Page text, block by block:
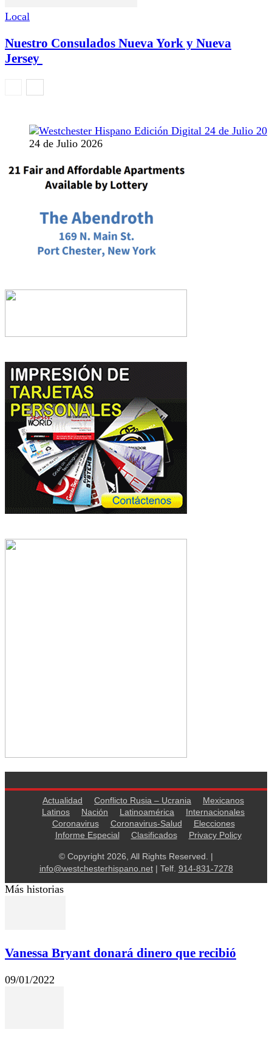
Local
Nuestro Consulados Nueva York y Nueva
Jersey
24 de Julio 2026
Actualidad Conflicto Rusia – Ucrania
Mexicanos
Latinos
Nación Latinoamérica
Internacionales
Coronavirus
Coronavirus-Salud
Elecciones
Informe Especial
Clasificados Privacy Policy
© Copyright 2026, All Rights Reserved. |
info@westchesterhispano.net| Telf. 914-831-7278
Más historias
Vanessa Bryant donará dinero que recibió
09/01/2022